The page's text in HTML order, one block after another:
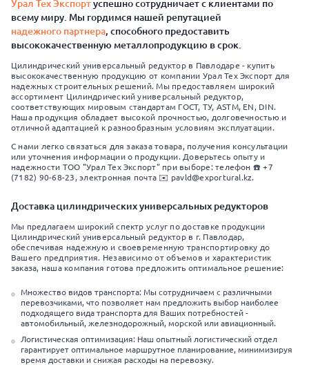
Урал Тех Экспортуспешно сотрудничает с клиентами по
всему миру. Мы гордимся нашей репутацией
надежного партнера, способного предоставить
высококачественную металлопродукцию в срок.
Цилиндрический универсальный редуктор в Павлодаре - купить
высококачественную продукцию от компании Урал Тех Экспорт для
надежных строительных решений. Мы предоставляем широкий
ассортимент Цилиндрический универсальный редуктор,
соответствующих мировым стандартам ГОСТ, ТУ, ASTM, EN, DIN.
Наша продукция обладает высокой прочностью, долговечностью и
отличной адаптацией к разнообразным условиям эксплуатации.
С нами легко связаться для заказа товара, получения консультации
или уточнения информации о продукции. Доверьтесь опыту и
надежности ТОО "Урал Тех Экспорт" при выборе: телефон ☎️ +7
(7182) 90-68-23, электронная почта ✉️ pavld@exportural.kz.
Доставка цилиндрических универсальных редукторов
Мы предлагаем широкий спектр услуг по доставке продукции
Цилиндрический универсальный редуктор в г. Павлодар,
обеспечивая надежную и своевременную транспортировку до
Вашего предприятия. Независимо от объемов и характеристик
заказа, наша компания готова предложить оптимальное решение:
Множество видов транспорта: Мы сотрудничаем с различными
перевозчиками, что позволяет нам предложить выбор наиболее
подходящего вида транспорта для Ваших потребностей -
автомобильный, железнодорожный, морской или авиационный.
Логистическая оптимизация: Наш опытный логистический отдел
гарантирует оптимальное маршрутное планирование, минимизируя
время доставки и снижая расходы на перевозку.